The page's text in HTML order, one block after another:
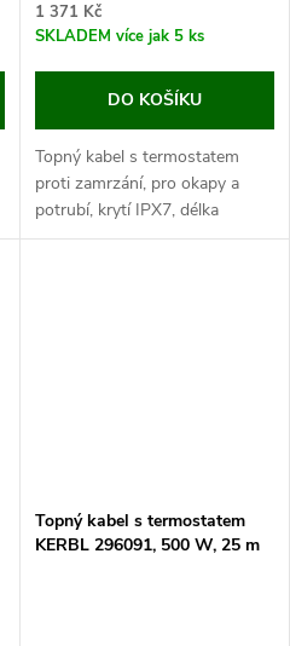
1 371 Kč
SKLADEM více jak 5 ks
DO KOŠÍKU
Topný kabel s termostatem
proti zamrzání, pro okapy a
potrubí, krytí IPX7, délka
topného kabelu 15 m, délka
Topný kabel s termostatem
KERBL 296091, 500 W, 25 m